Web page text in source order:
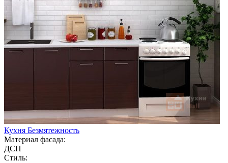
Кухня Безмятежность
Материал фасада:
ДСП
Стиль: